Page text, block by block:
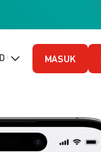
ID (Bahasa Indonesia)
MASUK